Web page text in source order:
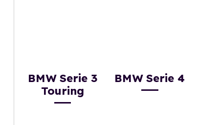
BMW Serie 3
Touring
BMW Serie 4